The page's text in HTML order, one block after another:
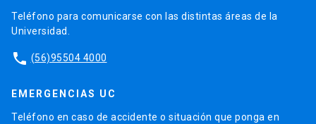
Teléfono para comunicarse con las distintas áreas de la
Universidad.
phone (56)95504 4000
EMERGENCIAS UC
Teléfono en caso de accidente o situación que ponga en